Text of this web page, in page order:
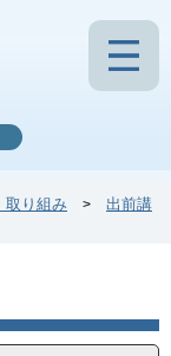
取り組み >
出前講